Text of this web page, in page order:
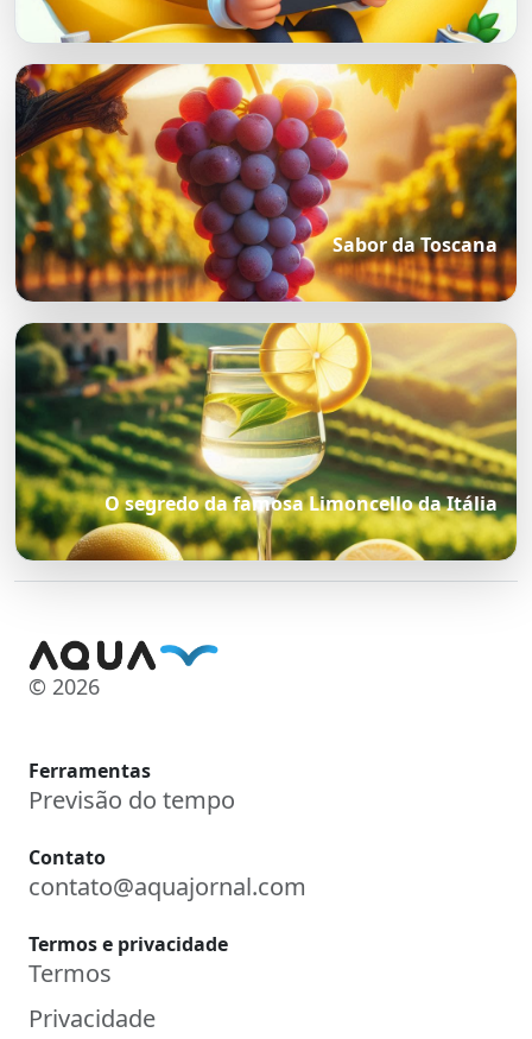
Sabor da Toscana
O segredo da famosa Limoncello da Itália
© 2026
Ferramentas
Previsão do tempo
Contato
contato@aquajornal.com
Termos e privacidade
Termos
Privacidade